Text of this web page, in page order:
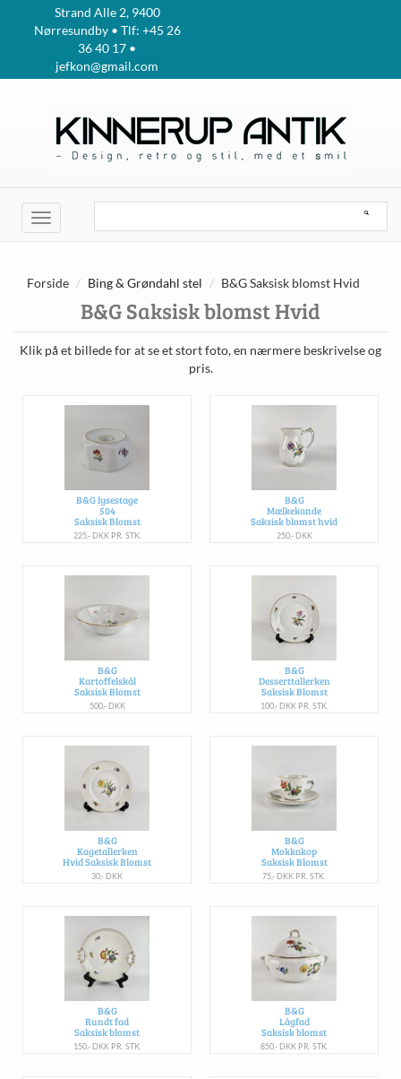
Strand Alle 2, 9400
Nørresundby • Tlf: +45 26
36 40 17 •
jefkon@gmail.com
Toggle
navigation
Forside Bing & Grøndahl stel B&G Saksisk blomst Hvid
B&G Saksisk blomst Hvid
Klik på et billede for at se et stort foto, en nærmere beskrivelse og
pris.
B&G lysestage
504
Saksisk Blomst
225,- DKK PR. STK.
B&G
Mælkekande
Saksisk blomst hvid
250,- DKK
B&G
Kartoffelskål
Saksisk Blomst
500,- DKK
B&G
Desserttallerken
Saksisk Blomst
100,- DKK PR. STK.
B&G
Kagetallerken
Hvid Saksisk Blomst
30,- DKK
B&G
Mokkakop
Saksisk Blomst
75,- DKK PR. STK.
B&G
Rundt fad
Saksisk blomst
150,- DKK PR. STK.
B&G
Lågfad
Saksisk blomst
850,- DKK PR. STK.